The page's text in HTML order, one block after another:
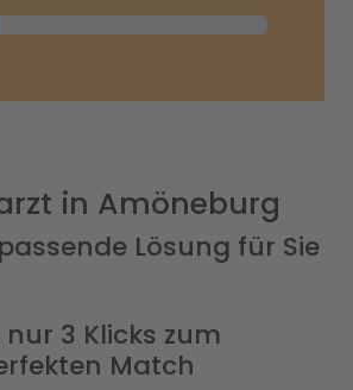
in Amöneburg
Lösung für Sie
nur 3 Klicks zum
Match